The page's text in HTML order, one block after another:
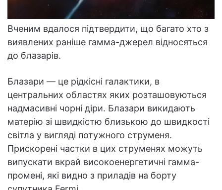
Вченим вдалося підтвердити, що багато хто з
виявлених раніше гамма-джерел відносяться
до блазарів.
Блазари — це рідкісні галактики, в
центральних областях яких розташовуються
надмасивні чорні діри. Блазари викидають
матерію зі швидкістю близькою до швидкості
світла у вигляді потужного струменя.
Прискорені частки в цих струменях можуть
випускати вкрай високоенергетичні гамма-
промені, які видно з приладів на борту